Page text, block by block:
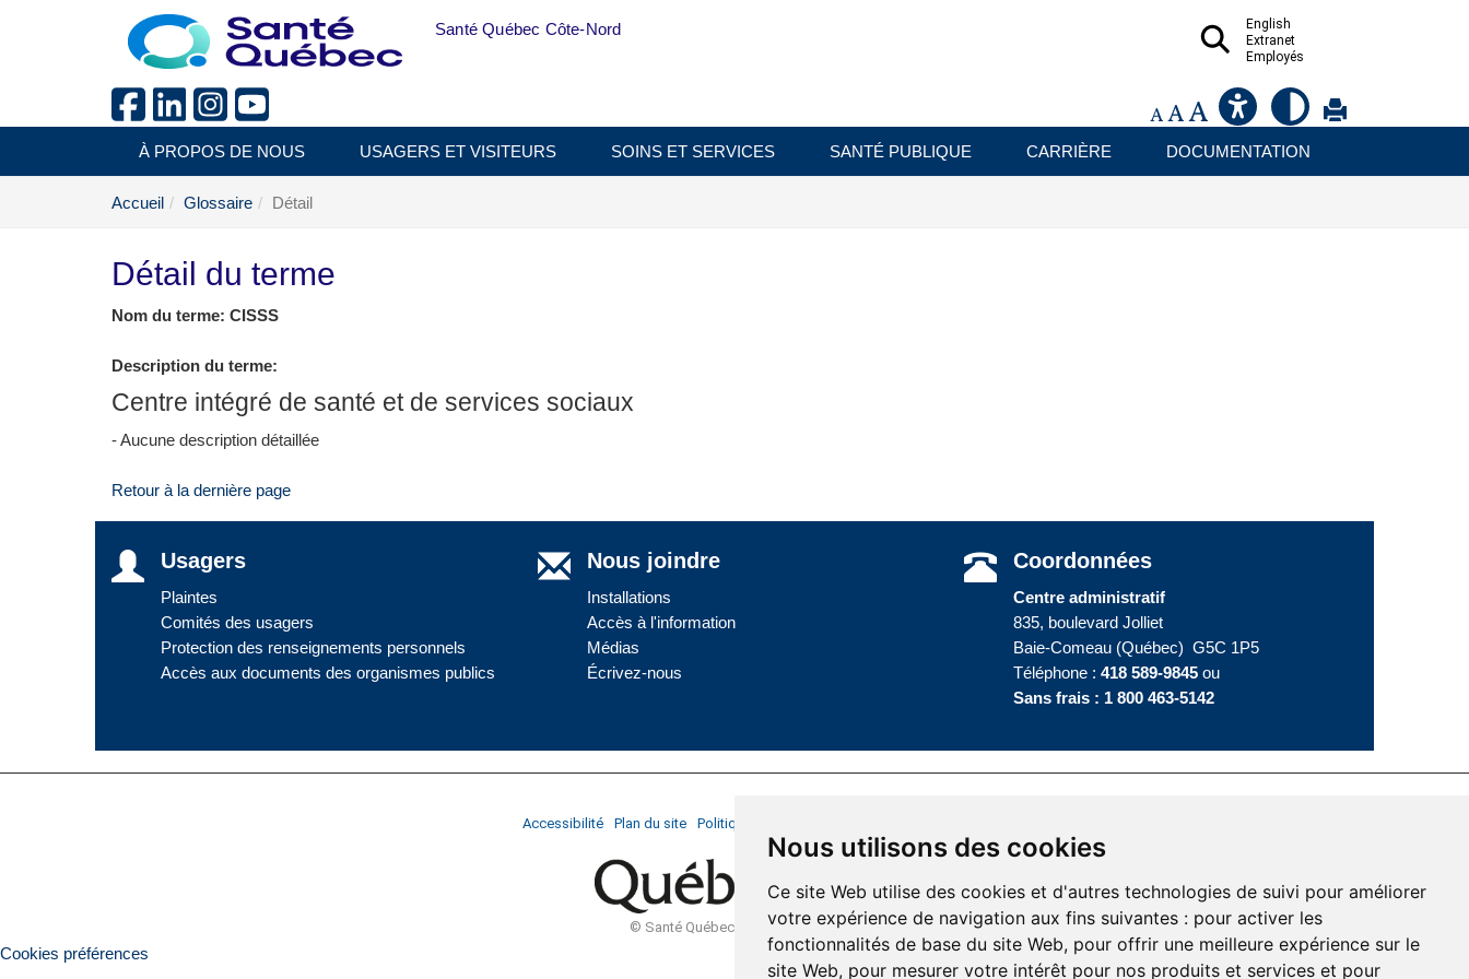
Nous utilisons des cookies
Ce site Web utilise des cookies et d'autres technologies de suivi pour améliorer
votre expérience de navigation aux fins suivantes : pour activer les
fonctionnalités de base du site Web, pour offrir une meilleure expérience sur le
site Web, pour mesurer votre intérêt pour nos produits et services et pour
Aller au menu principal
English
Extranet
Employés
Santé Québec Côte-Nord
À PROPOS DE NOUS USAGERS ET VISITEURS SOINS ET SERVICES SANTÉ PUBLIQUE CARRIÈRE DOCUMENTATION
Accueil Glossaire Détail
Détail du terme
Nom du terme: CISSS
Description du terme:
Centre intégré de santé et de services sociaux
- Aucune description détaillée
Retour à la dernière page
Usagers
Plaintes
Comités des usagers
Protection des renseignements personnels
Accès aux documents des organismes publics
Nous joindre
Installations
Accès à l'information
Médias
Écrivez-nous
Coordonnées
Centre administratif
835, boulevard Jolliet
Baie-Comeau (Québec) G5C 1P5
Téléphone : 418 589-9845 ou
Sans frais : 1 800 463-5142
Accessibilité Plan du site Politique de confidentialité
© Santé Québec Côte-Nord, 2026
Cookies préférences